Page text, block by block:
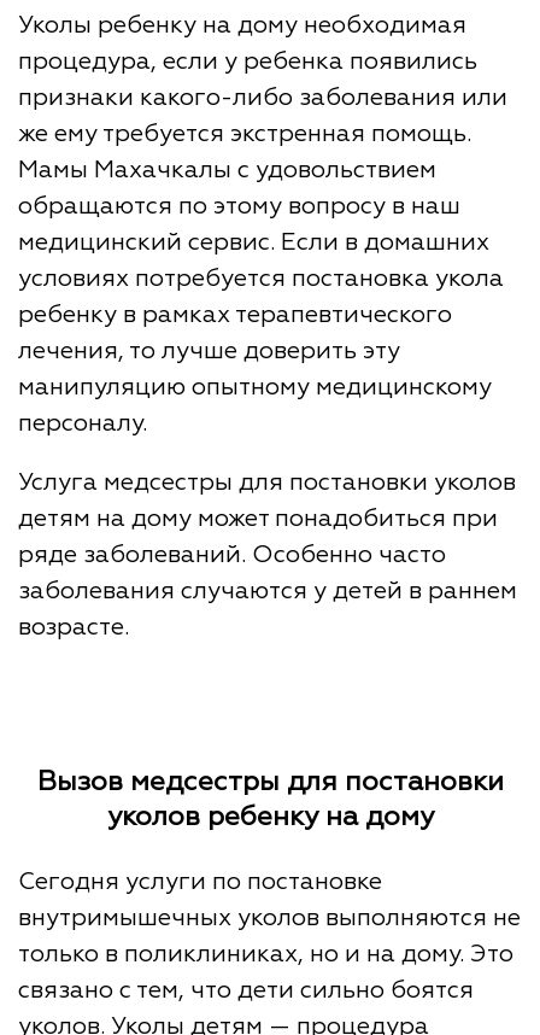
Уколы ребенку на дому необходимая
процедура, если у ребенка появились
признаки какого-либо заболевания или
же ему требуется экстренная помощь.
Мамы Махачкалы с удовольствием
обращаются по этому вопросу в наш
медицинский сервис. Если в домашних
условиях потребуется постановка укола
ребенку в рамках терапевтического
лечения, то лучше доверить эту
манипуляцию опытному медицинскому
персоналу.
Услуга медсестры для постановки уколов
детям на дому может понадобиться при
ряде заболеваний. Особенно часто
заболевания случаются у детей в раннем
возрасте.
Вызов медсестры для постановки
уколов ребенку на дому
Сегодня услуги по постановке
внутримышечных уколов выполняются не
только в поликлиниках, но и на дому. Это
связано с тем, что дети сильно боятся
уколов. Уколы детям — процедура